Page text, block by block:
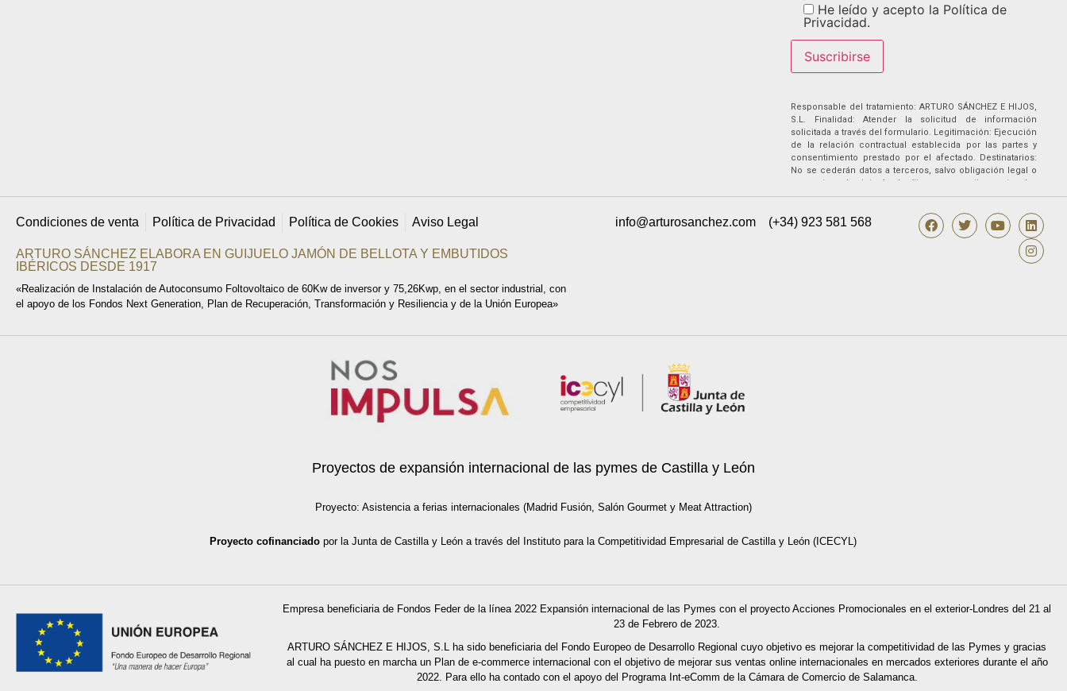
He leído y acepto la Política de
Privacidad.
Responsable del tratamiento: ARTURO SÁNCHEZ E HIJOS,
S.L. Finalidad: Atender la solicitud de información
solicitada a través del formulario. Legitimación: Ejecución
de la relación contractual establecida por las partes y
consentimiento prestado por el afectado. Destinatarios:
No se cederán datos a terceros, salvo obligación legal o
supuestos de interés legítimo corporativo entre las
empresas titularidad del responsable. No existen
ejercer sus derechos de acceso, rectificación,
supresión, portabilidad, oposición y/o limitación al
tratamiento y a no ser objeto de una decisión basada
únicamente en el tratamiento de datos automatizado,
Condiciones de venta Política de Privacidad Política de Cookies Aviso Legal
ARTURO SÁNCHEZ ELABORA EN GUIJUELO JAMÓN DE BELLOTA Y EMBUTIDOS
IBÉRICOS DESDE 1917
«Realización de Instalación de Autoconsumo Foltovoltaico de 60Kw de inversor y 75,26Kwp, en el sector industrial, con
el apoyo de los Fondos Next Generation, Plan de Recuperación, Transformación y Resiliencia y de la Unión Europea»
info@arturosanchez.com (+34) 923 581 568
Proyectos de expansión internacional de las pymes de Castilla y León
Proyecto: Asistencia a ferias internacionales (Madrid Fusión, Salón Gourmet y Meat Attraction)
Proyecto cofinanciado por la Junta de Castilla y León a través del Instituto para la Competitividad Empresarial de Castilla y León (ICECYL)
Empresa beneficiaria de Fondos Feder de la línea 2022 Expansión internacional de las Pymes con el proyecto Acciones Promocionales en el exterior-Londres del 21 al
23 de Febrero de 2023.
ARTURO SÁNCHEZ E HIJOS, S.L ha sido beneficiaria del Fondo Europeo de Desarrollo Regional cuyo objetivo es mejorar la competitividad de las Pymes y gracias
al cual ha puesto en marcha un Plan de e-commerce internacional con el objetivo de mejorar sus ventas online internacionales en mercados exteriores durante el año
2022. Para ello ha contado con el apoyo del Programa Int-eComm de la Cámara de Comerciode Salamanca.